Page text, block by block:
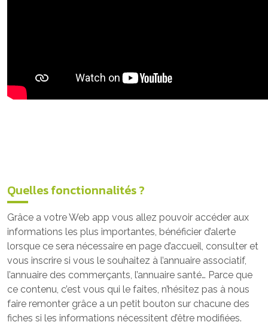
Quelles fonctionnalités ?
Grâce a votre Web app vous allez pouvoir accéder aux
informations les plus importantes, bénéficier d’alerte
lorsque ce sera nécessaire en page d’accueil, consulter et
vous inscrire si vous le souhaitez à l’annuaire associatif,
l’annuaire des commerçants, l’annuaire santé… Parce que
ce contenu, c’est vous qui le faites, n’hésitez pas à nous
faire remonter grâce a un petit bouton sur chacune des
fiches si les informations nécessitent d’être modifiées.